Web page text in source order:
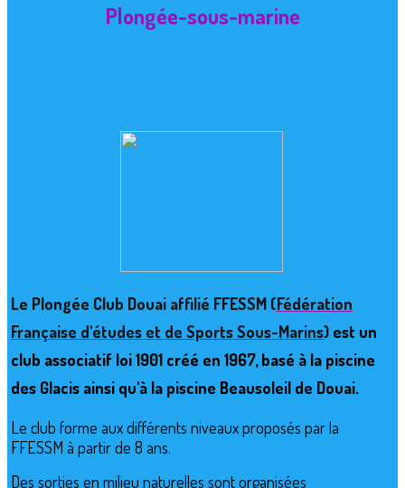
Plongée-sous-marine
Le Plongée Club Douai affilié FFESSM (Fédération
Française d'études et de Sports Sous-Marins) est un
club associatif loi 1901 créé en 1967, basé à la piscine
des Glacis ainsi qu'à la piscine Beausoleil de Douai.
Le club forme aux différents niveaux proposés par la
FFESSM à partir de 8 ans.
Des sorties en milieu naturelles sont organisées